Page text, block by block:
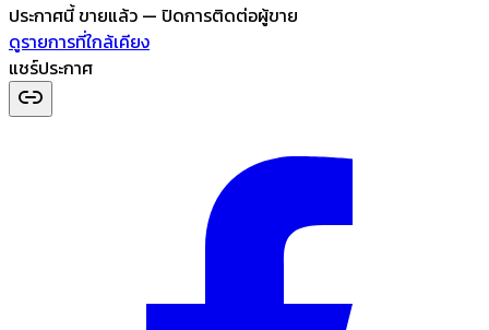
ประกาศนี้ขายแล้ว — ปิดการติดต่อผู้ขาย
ดูรายการที่ใกล้เคียง
แชร์ประกาศ